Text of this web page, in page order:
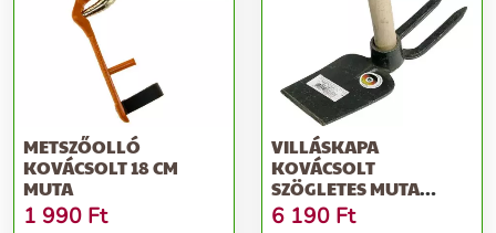
METSZŐOLLÓ
KOVÁCSOLT 18 CM
MUTA
1 990 Ft
VILLÁSKAPA
KOVÁCSOLT
SZÖGLETES MUTA
NYELEZETT
6 190 Ft